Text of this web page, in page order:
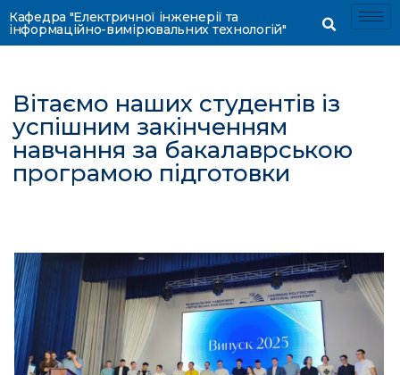
Кафедра "Електричної інженерії та
інформаційно-вимірювальних технологій"
Вітаємо наших студентів із
успішним закінченням
навчання за бакалаврською
програмою підготовки